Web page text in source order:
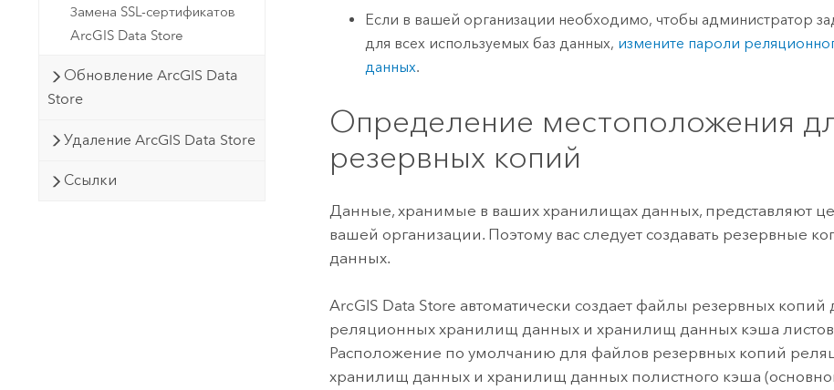
Замена SSL-сертификатов
ArcGIS Data Store
Обновление ArcGIS Data
Store
Удаление ArcGIS Data Store
Ссылки
Если в вашей организации необходимо, чтобы администратор
для всех используемых баз данных, измените пароли
данных.
Определение местоположения
резервных копий
Данные, хранимые в ваших хранилищах данных, представляют
вашей организации. Поэтому вас следует создавать резервные
данных.
ArcGIS Data Store автоматически создает файлы резервных копий
реляционных хранилищ данных и хранилищ данных кэша
Расположение по умолчанию для файлов резервных копий
хранилищ данных и хранилищ данных полистного кэша